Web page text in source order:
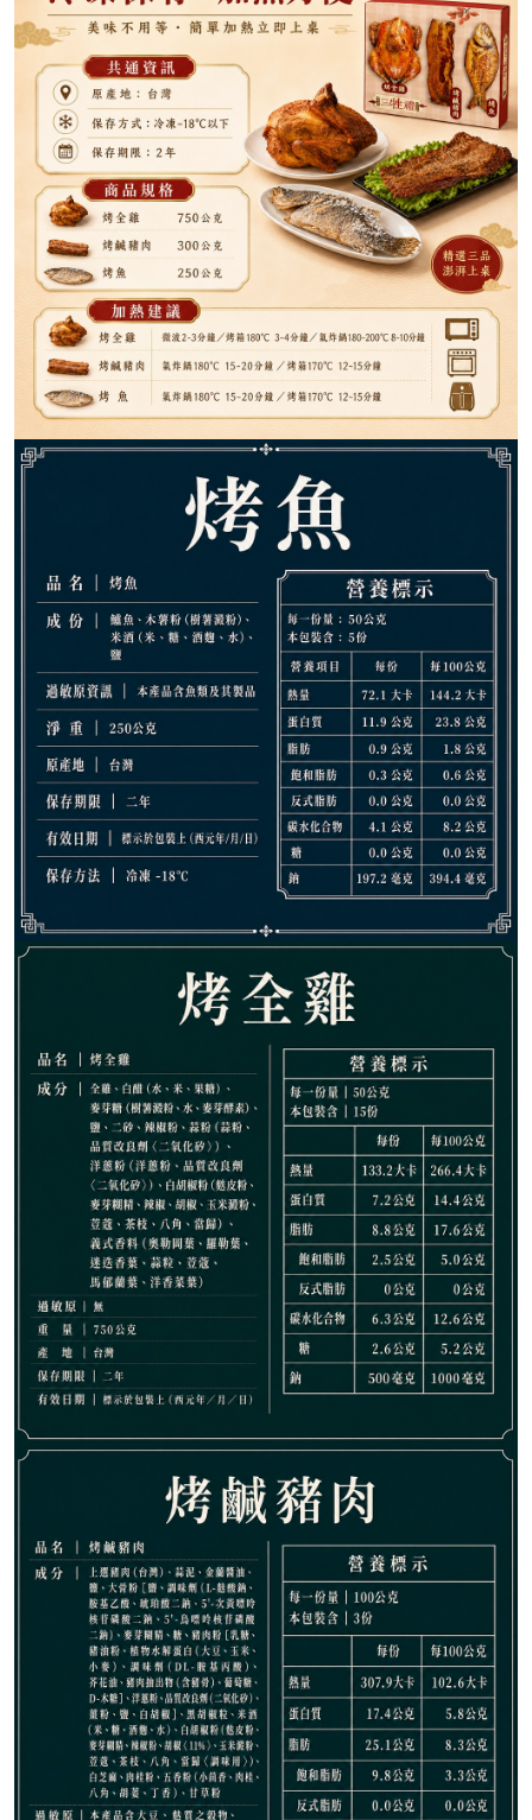
NT$679NT$ 999
6.8折
剩20件